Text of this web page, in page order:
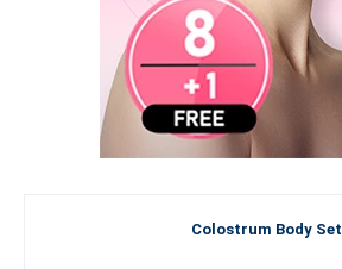
Colostrum Body Set